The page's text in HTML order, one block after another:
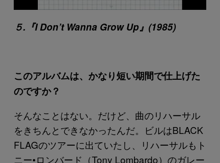
５.『I Don’t Wanna Grow Up』(1985)
このアルバムは、かなり短い期間で仕上げた
のですか？
そんなことはない。だけど、曲のリハーサル
をきちんとできなかったんだ。ビルはBLACK
FLAGのツアーに出ていたし、リハーサルもト
ニー•ロンバード（Tony Lombardo）のガレー